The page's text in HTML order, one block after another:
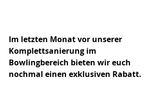
Im letzten Monat vor unserer
Komplettsanierung im
Bowlingbereich bieten wir euch
nochmal einen exklusiven Rabatt.